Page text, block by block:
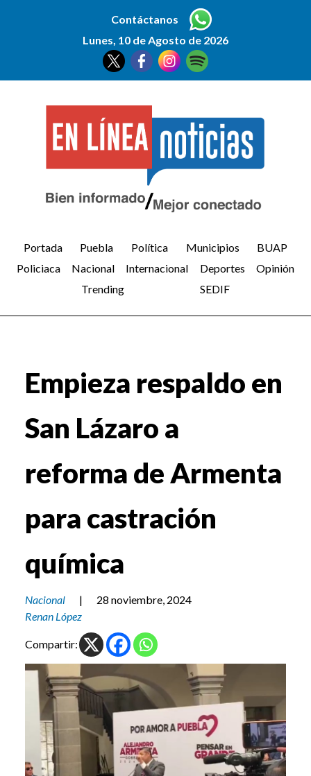
Contáctanos
Lunes, 10 de Agosto de 2026
Portada Puebla Política Municipios
BUAP
Policiaca
Nacional Internacional Deportes
Opinión
Trending
SEDIF
Empieza respaldo en
San Lázaro a
reforma de Armenta
para castración
química
Nacional |
28 noviembre, 2024
Renan López
Compartir: